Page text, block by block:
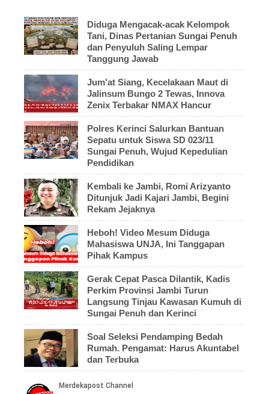
Diduga Mengacak-acak Kelompok
Tani, Dinas Pertanian Sungai Penuh
dan Penyuluh Saling Lempar
Tanggung Jawab
Jum'at Siang, Kecelakaan Maut di
Jalinsum Bungo 2 Tewas, Innova
Zenix Terbakar NMAX Hancur
Polres Kerinci Salurkan Bantuan
Sepatu untuk Siswa SD 023/11
Sungai Penuh, Wujud Kepedulian
Pendidikan
Kembali ke Jambi, Romi Arizyanto
Ditunjuk Jadi Kajari Jambi, Begini
Rekam Jejaknya
Heboh! Video Mesum Diduga
Mahasiswa UNJA, Ini Tanggapan
Pihak Kampus
Gerak Cepat Pasca Dilantik, Kadis
Perkim Provinsi Jambi Turun
Langsung Tinjau Kawasan Kumuh di
Sungai Penuh dan Kerinci
Soal Seleksi Pendamping Bedah
Rumah. Pengamat: Harus Akuntabel
dan Terbuka